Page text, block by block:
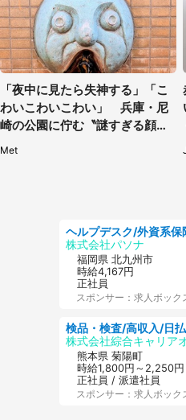
「夜中に見たら失神する」「こ
わいこわいこわい」 兵庫・尼
崎の公園に佇む〝謎すぎる顔〟
に1.3万人戦慄
Met
株式会社パソナ
福岡県 北九州市
時給4,167円
正社員
スポンサー：求人ボック
株式会社綜合キャリア
熊本県 菊陽町
時給1,800円～2,250円
正社員 / 派遣社員
スポンサー：求人ボック